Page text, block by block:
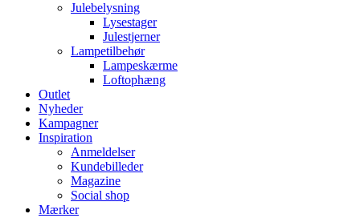
Julebelysning
Lysestager
Julestjerner
Lampetilbehør
Lampeskærme
Loftophæng
Outlet
Nyheder
Kampagner
Inspiration
Anmeldelser
Kundebilleder
Magazine
Social shop
Mærker